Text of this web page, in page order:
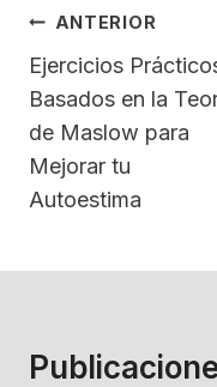
entrada:
Navegación
De
Entradas
ANTERIOR
Ejercicios
Basados en la
de Maslow para
Mejorar tu
Autoestima